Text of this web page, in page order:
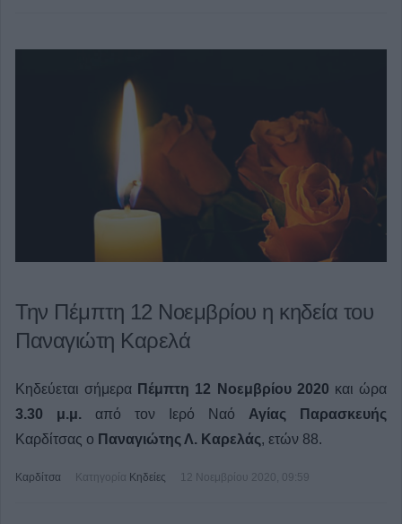
Την Πέμπτη 12 Νοεμβρίου η κηδεία του
Παναγιώτη Καρελά
Κηδεύεται σήμερα Πέμπτη 12 Νοεμβρίου 2020 και ώρα
3.30 μ.μ. από τον Ιερό Ναό Αγίας Παρασκευής
Καρδίτσας ο Παναγιώτης Λ. Καρελάς, ετών 88.
Καρδίτσα Κατηγορία Κηδείες 12 Νοεμβρίου 2020, 09:59